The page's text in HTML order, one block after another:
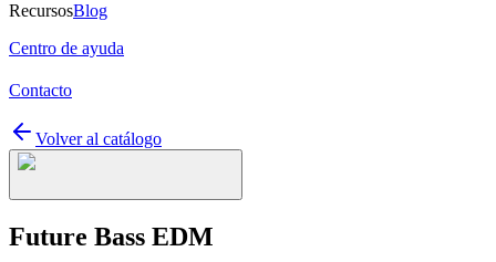
RecursosBlog
Centro de ayuda
Contacto
Volver al catálogo
Future Bass EDM